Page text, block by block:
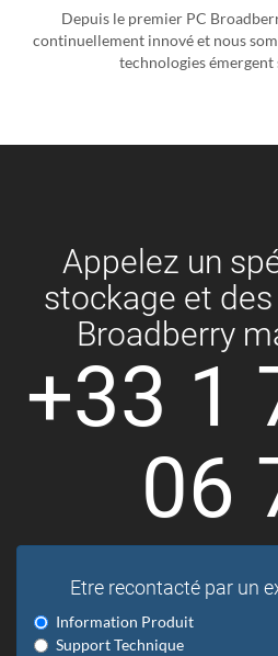
Depuis le premier PC
continuellement innové et nous
technologies émergent
Appelez un
stockage et
Broadberry
+33 1
06
Etre recontacté par un
Information Produit
Support Technique